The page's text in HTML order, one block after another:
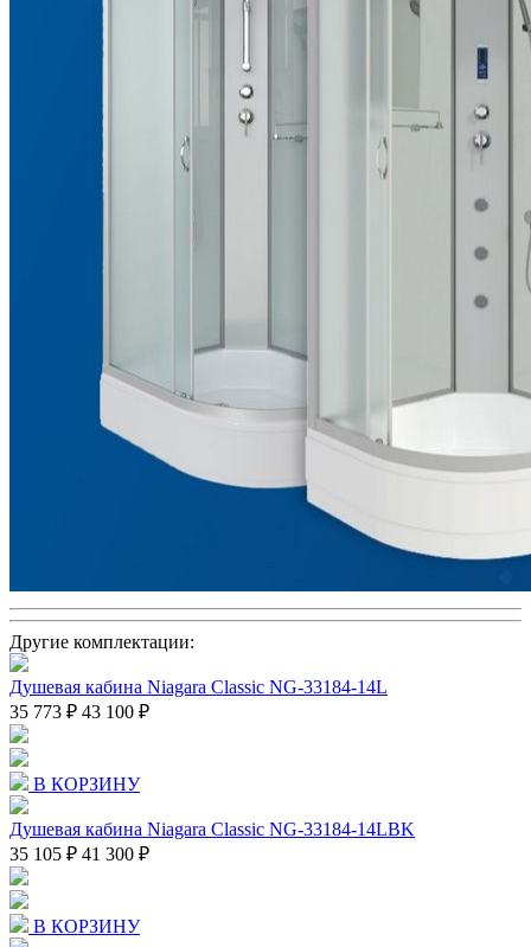
Другие комплектации:
Душевая кабина Niagara Classic NG-33184-14L
35 773 ₽ 43 100 ₽
В КОРЗИНУ
Душевая кабина Niagara Classic NG-33184-14LBK
35 105 ₽ 41 300 ₽
В КОРЗИНУ